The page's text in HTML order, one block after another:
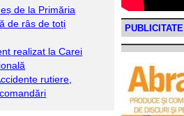
de la Primăria
de râs de toți
realizat la Carei
rutiere,
PUBLICITATE